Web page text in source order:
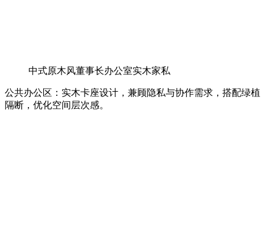
中式原木风董事长办公室实木家私
公共办公区：实木卡座设计，兼顾隐私与协作需求，搭配绿植
隔断，优化空间层次感。